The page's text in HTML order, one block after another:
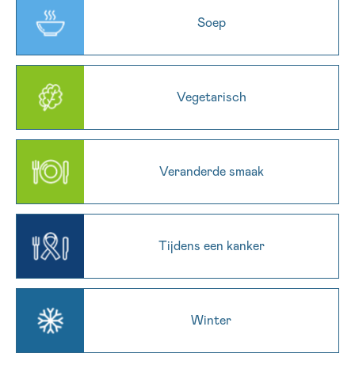
Soep
Vegetarisch
Veranderde smaak
Tijdens een kanker
Winter
EMAIL
Ja, stuur mij de nieuwsbrief
Ik aanvaard de
gebruiksvoorwaarden
Sturen
Verder